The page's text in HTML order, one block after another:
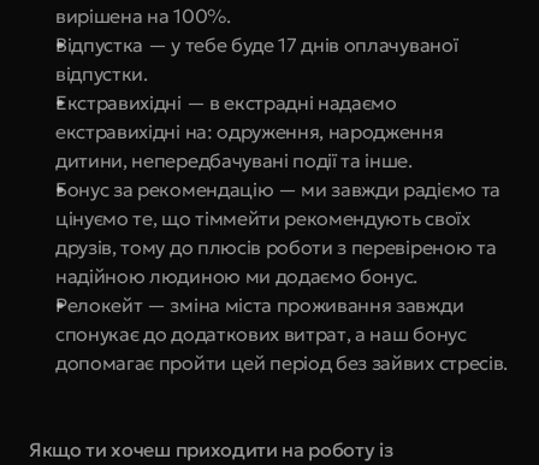
вирішена на 100%.
Відпустка — у тебе буде 17 днів оплачуваної
відпустки.
Екстравихідні — в екстрадні надаємо
екстравихідні на: одруження, народження
дитини, непередбачувані події та інше.
Бонус за рекомендацію — ми завжди радіємо та
цінуємо те, що тіммейти рекомендують своїх
друзів, тому до плюсів роботи з перевіреною та
надійною людиною ми додаємо бонус.
Релокейт — зміна міста проживання завжди
спонукає до додаткових витрат, а наш бонус
допомагає пройти цей період без зайвих стресів.
Якщо ти хочеш приходити на роботу із